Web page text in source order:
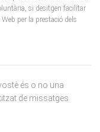
si desitgen facilitar
per la prestació dels
és o no una
de missatges